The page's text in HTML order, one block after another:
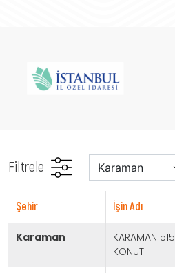
Filtrele
şehir İşin Adı
karaman
KARAMAN 515
KONUT